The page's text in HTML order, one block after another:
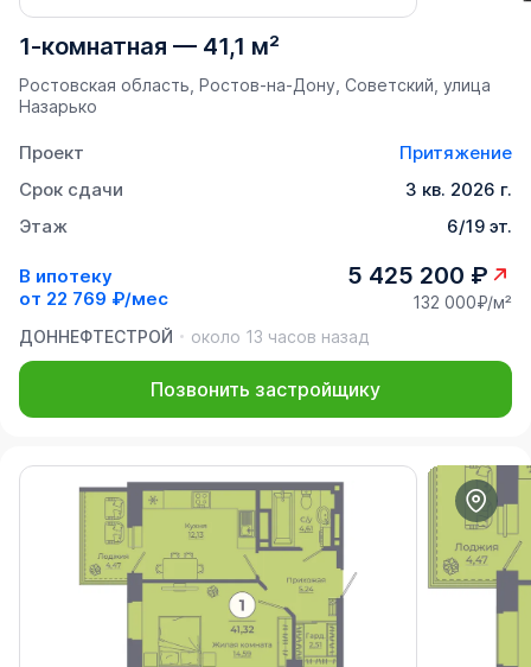
1-комнатная — 41,1 м²
Ростовская область, Ростов-на-Дону, Советский, улица
Назарько
Проект
Притяжение
Срок сдачи
3 кв. 2026 г.
Этаж
6/19 эт.
В ипотеку
от 22 769 ₽/мес
5 425 200 ₽
132 000₽/м²
ДОННЕФТЕСТРОЙ
около 13 часов назад
Позвонить застройщику